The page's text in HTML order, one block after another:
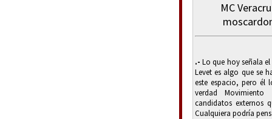
MC
.- Lo que hoy señala
Levet es algo que se
este espacio, pero él
verdad Movimiento
candidatos externos
Cualquiera podría